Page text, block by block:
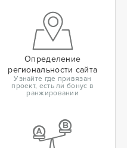
Определение
региональности сайта
Узнайте где привязан
проект, есть ли бонус в
ранжировании